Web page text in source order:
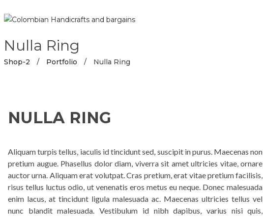
Nulla Ring
Shop-2 / Portfolio / Nulla Ring
NULLA RING
Aliquam turpis tellus, iaculis id tincidunt sed, suscipit in purus. Maecenas non
pretium augue. Phasellus dolor diam, viverra sit amet ultricies vitae, ornare
auctor urna. Aliquam erat volutpat. Cras pretium, erat vitae pretium facilisis,
risus tellus luctus odio, ut venenatis eros metus eu neque. Donec malesuada
enim lacus, at tincidunt ligula malesuada ac. Maecenas ultricies tellus vel
nunc blandit malesuada. Vestibulum id nibh dapibus, varius nisi quis,